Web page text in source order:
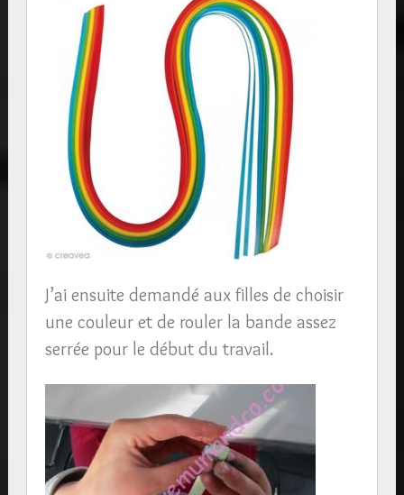
J’ai ensuite demandé aux filles de choisir
une couleur et de rouler la bande assez
serrée pour le début du travail.